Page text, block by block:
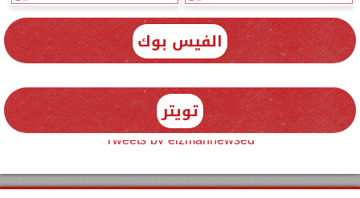
الفيس بوك
تويتر
Tweets by elzmannewseg